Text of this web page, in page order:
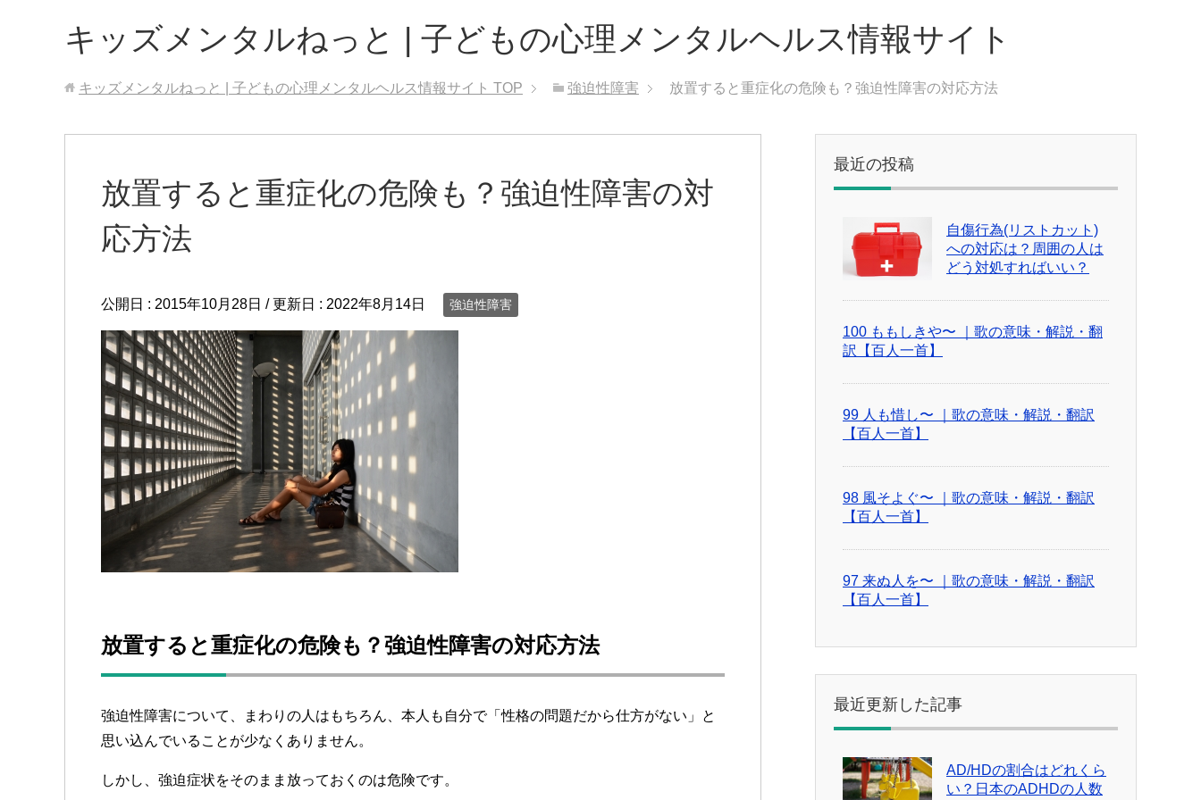
キッズメンタルねっと | 子どもの心理メンタルヘルス情報サイト
キッズメンタルねっと | 子どもの心理メンタルヘルス情報サイト TOP 強迫性障害 放置すると重症化の危険も？強迫性障害の対応方法
放置すると重症化の危険も？強迫性障害の対
応方法
公開日 : 2015年10月28日 / 更新日 : 2022年8月14日 強迫性障害
放置すると重症化の危険も？強迫性障害の対応方法
強迫性障害について、まわりの人はもちろん、本人も自分で「性格の問題だから仕方がない」と
思い込んでいることが少なくありません。
しかし、強迫症状をそのまま放っておくのは危険です。
最近の投稿
自傷行為(リストカット)
への対応は？周囲の人は
どう対処すればいい？
100 ももしきや〜 ｜歌の意味・解説・翻
訳【百人一首】
99 人も惜し〜 ｜歌の意味・解説・翻訳
【百人一首】
98 風そよぐ〜 ｜歌の意味・解説・翻訳
【百人一首】
97 来ぬ人を〜 ｜歌の意味・解説・翻訳
【百人一首】
最近更新した記事
AD/HDの割合はどれくら
い？日本のADHDの人数